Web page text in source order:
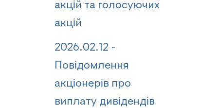
акцій та голосуючих
акцій
2026.02.12 -
Повідомлення
акціонерів про
виплату дивідендів